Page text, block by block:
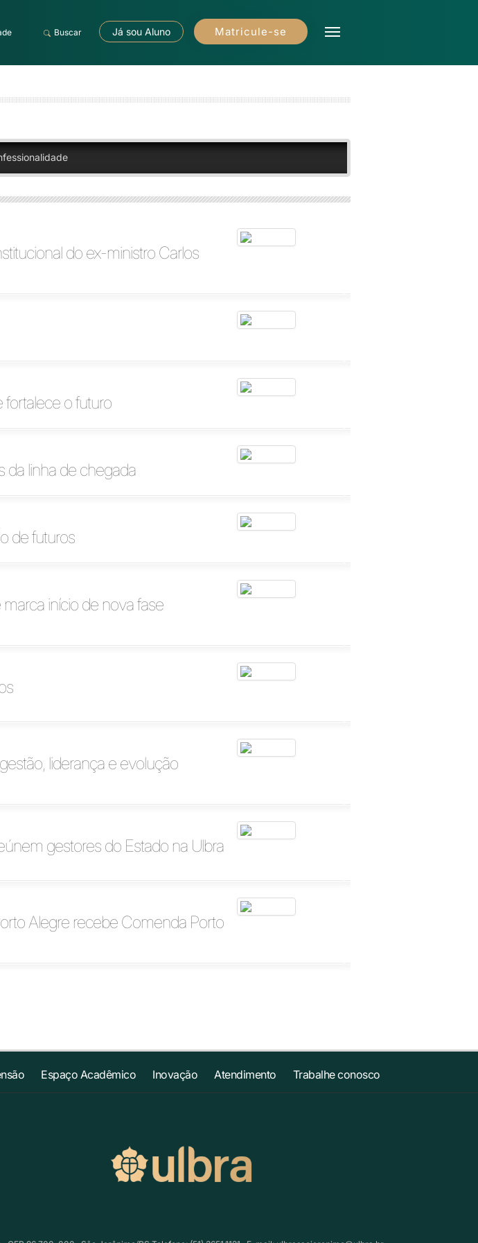
Buscar Já sou Aluno Matricule-se
do ex-ministro Carlos
fortalece o futuro
da linha de chegada
de futuros
início de nova fase
liderança e evolução
gestores do Estado na Ulbra
Alegre recebe Comenda Porto
Espaço Acadêmico Inovação Atendimento Trabalhe conosco